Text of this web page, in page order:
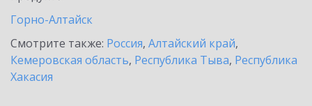
Горно-Алтайск
Смотрите также: Россия, Алтайский край,
Кемеровская область, Республика Тыва, Республика
Хакасия